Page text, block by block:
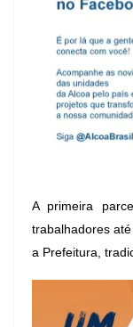
A primeira
trabalhadores
a Prefeitura,